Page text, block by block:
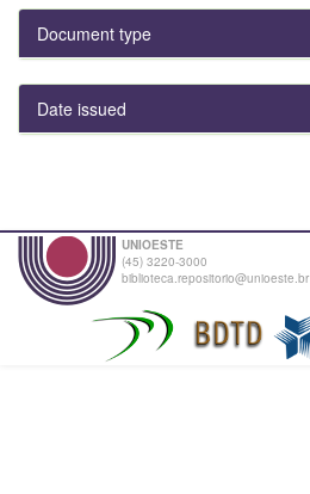
Document type
Date issued
UNIOESTE
(45) 3220-3000
biblioteca.repositorio@unioeste.br